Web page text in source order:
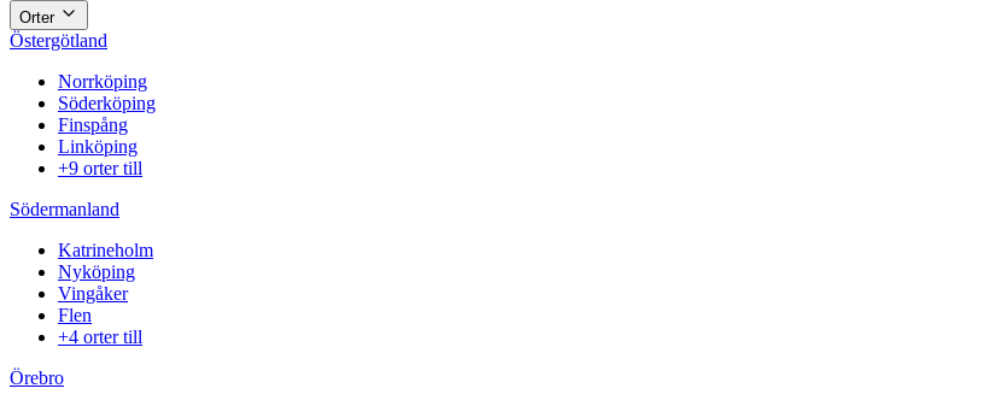
Orter
Östergötland
Norrköping
Söderköping
Finspång
Linköping
+9 orter till
Södermanland
Katrineholm
Nyköping
Vingåker
Flen
+4 orter till
Örebro